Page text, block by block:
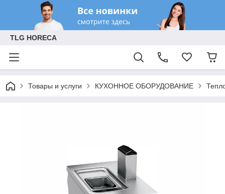
TLG HORECA
Товары и услуги КУХОННОЕ ОБОРУДОВАНИЕ